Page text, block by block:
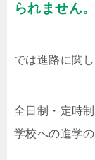
られません。
では進路に関
全日制・定時
学校への進学